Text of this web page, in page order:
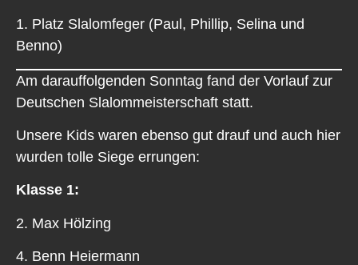
1. Platz Slalomfeger (Paul, Phillip, Selina und
Benno)
Am darauffolgenden Sonntag fand der Vorlauf zur
Deutschen Slalommeisterschaft statt.
Unsere Kids waren ebenso gut drauf und auch hier
wurden tolle Siege errungen:
Klasse 1:
2. Max Hölzing
4. Benn Heiermann